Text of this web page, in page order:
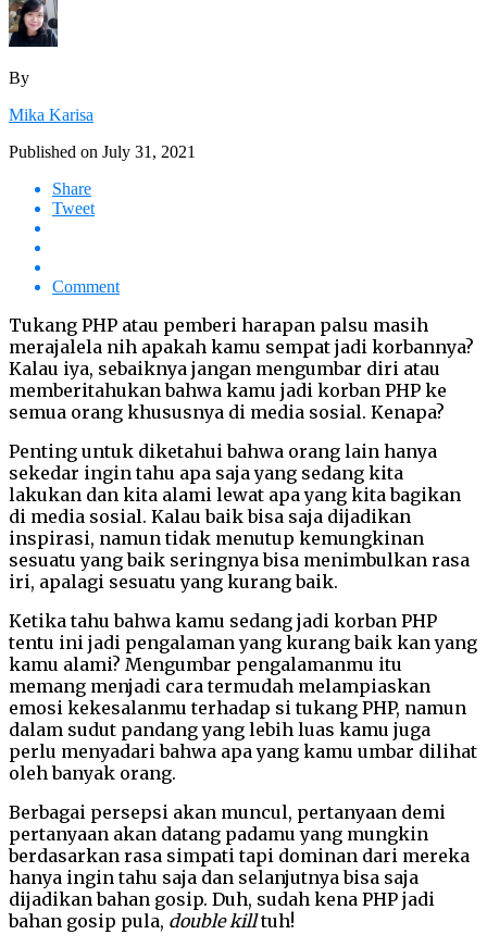
By
Mika Karisa
Published on July 31, 2021
Share
Tweet
Comment
Tukang PHP atau pemberi harapan palsu masih
merajalela nih apakah kamu sempat jadi korbannya?
Kalau iya, sebaiknya jangan mengumbar diri atau
memberitahukan bahwa kamu jadi korban PHP ke
semua orang khususnya di media sosial. Kenapa?
Penting untuk diketahui bahwa orang lain hanya
sekedar ingin tahu apa saja yang sedang kita
lakukan dan kita alami lewat apa yang kita bagikan
di media sosial. Kalau baik bisa saja dijadikan
inspirasi, namun tidak menutup kemungkinan
sesuatu yang baik seringnya bisa menimbulkan rasa
iri, apalagi sesuatu yang kurang baik.
Ketika tahu bahwa kamu sedang jadi korban PHP
tentu ini jadi pengalaman yang kurang baik kan yang
kamu alami? Mengumbar pengalamanmu itu
memang menjadi cara termudah melampiaskan
emosi kekesalanmu terhadap si tukang PHP, namun
dalam sudut pandang yang lebih luas kamu juga
perlu menyadari bahwa apa yang kamu umbar dilihat
oleh banyak orang.
Berbagai persepsi akan muncul, pertanyaan demi
pertanyaan akan datang padamu yang mungkin
berdasarkan rasa simpati tapi dominan dari mereka
hanya ingin tahu saja dan selanjutnya bisa saja
dijadikan bahan gosip. Duh, sudah kena PHP jadi
bahan gosip pula, double killtuh!